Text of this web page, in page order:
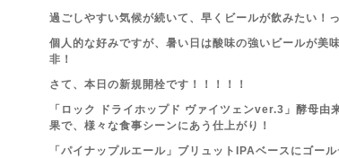
過ごしやすい気候が続いて、早くビールが飲みたい！
個人的な好みですが、暑い日は酸味の強いビールが美
非！
さて、本日の新規開栓です！！！！！
「ロック ドライホップド ヴァイツェンver.3」酵母
果で、様々な食事シーンにあう仕上がり！
「パイナップルエール」ブリュットIPAベースにゴー